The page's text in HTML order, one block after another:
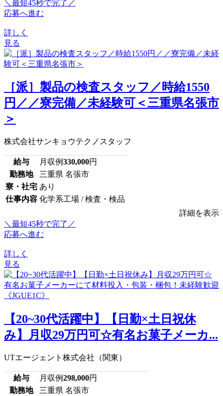
＼最短45秒で完了／
応募へ進む
詳しく
見る
［派］製品の検査スタッフ／時給1550
円／／寮完備／未経験可＜三重県名張市
＞
株式会社サンキョウテクノスタッフ
給与 月収例330,000円
勤務地
三重県 名張市
寮・社宅 あり
仕事内容 化学系工場 / 検査・検品
詳細を表示
＼最短45秒で完了／
応募へ進む
詳しく
見る
【20~30代活躍中】【日勤×土日祝休
み】月収29万円可☆有名お菓子メーカ...
UTエージェント株式会社（関東）
給与 月収例298,000円
勤務地
三重県 名張市